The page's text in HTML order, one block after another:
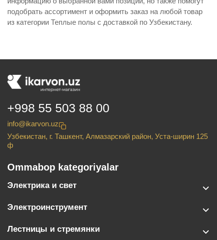
подобрать ассортимент и оформить заказ на любой товар
из категории Теплые полы с доставкой по Узбекистану.
+998 55 503 88 00
info@ikarvon.uz
Узбекистан, г. Ташкент, Алмазарский район, Уста-ширин 125
ф
Ommabop kategoriyalar
Электрика и свет
Электроинструмент
Лестницы и стремянки